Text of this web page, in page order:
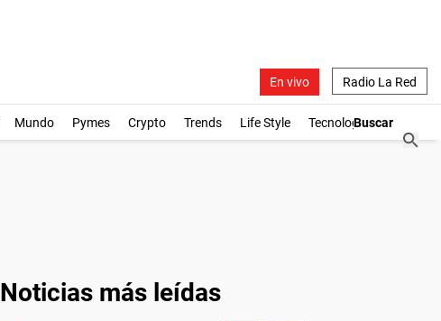
En vivo Radio La Red
Mundo Pymes Crypto Trends Life Style Tecnología
Noticias más leídas